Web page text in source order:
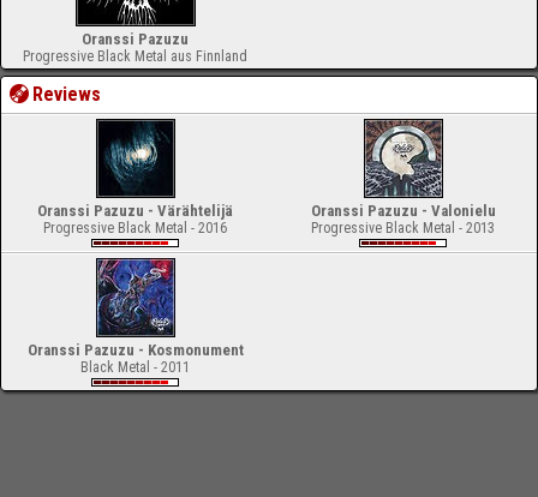
Oranssi Pazuzu
Progressive Black Metal aus Finnland
Reviews
Oranssi Pazuzu - Värähtelijä
Progressive Black Metal - 2016
Oranssi Pazuzu - Valonielu
Progressive Black Metal - 2013
Oranssi Pazuzu - Kosmonument
Black Metal - 2011